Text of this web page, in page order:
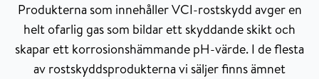
Produkterna som innehållerVCI-rostskydd avger en
helt ofarlig gas som bildar ett skyddande skikt och
skapar ett korrosionshämmande pH-värde. I de flesta
av rostskyddsprodukterna vi säljer finns ämnet